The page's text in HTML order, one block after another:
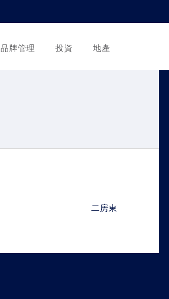
品牌管理 投資 地產
二房東